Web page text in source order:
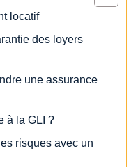
locatif
des loyers
une assurance
à la GLI ?
risques avec un